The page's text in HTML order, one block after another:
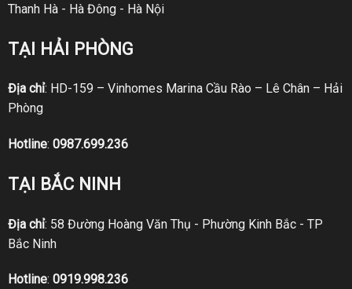
Thanh Hà - Hà Đông - Hà Nội
TẠI HẢI PHÒNG
Địa chỉ: HD-159 – Vinhomes Marina Cầu Rào – Lê Chân – Hải
Phòng
Hotline: 0987.699.236
TẠI BẮC NINH
Địa chỉ: 58 Đường Hoàng Văn Thụ - Phường Kinh Bắc - TP
Bắc Ninh
Hotline: 0919.998.236